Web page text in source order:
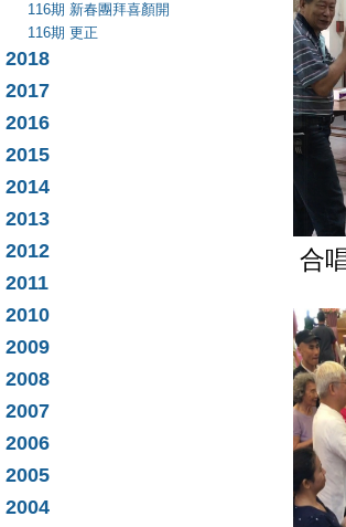
116期 新春團拜喜顏開
116期 更正
2018
2017
2016
2015
2014
2013
2012
2011
2010
2009
2008
2007
2006
2005
2004
合唱祝